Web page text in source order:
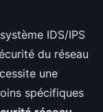
IDS/IPS
du réseau
une
spécifiques